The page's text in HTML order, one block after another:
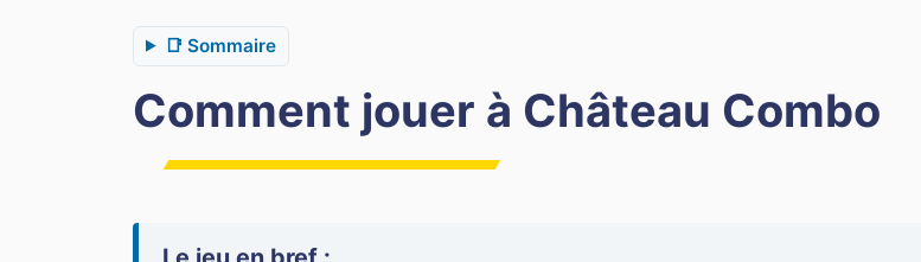
📑 Sommaire
Comment jouer à Château Combo